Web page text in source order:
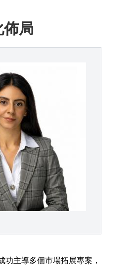
局
主導多個市場拓展專案，